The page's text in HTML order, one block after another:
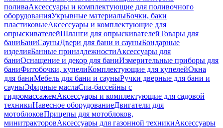
поливаАксессуары и комплектующие для поливочного
оборудованияУкрывные материалыБочки, баки
пластиковыеАксессуары и комплектующие для
опрыскивателейШланги для опрыскивателейТовары для
баниБаниСауныДвери для бани и сауныБондарные
изделияБанные принадлежностиАксессуары для
баниОснащение и декор для баниИзмерительные приборы для
баниФитобочки, купелиКомплектующие для купелейОкна
для баниМебель для бани и сауныРучки дверные для бани и
сауныЭфирные маслаСпа-бассейны с
гидромассажемАксессуары и комплектующие для садовой
техникиНавесное оборудованиеДвигатели для
мотоблоковПрицепы для мотоблоков,
минитракторовАксессуары для газонной техникиАксессуары